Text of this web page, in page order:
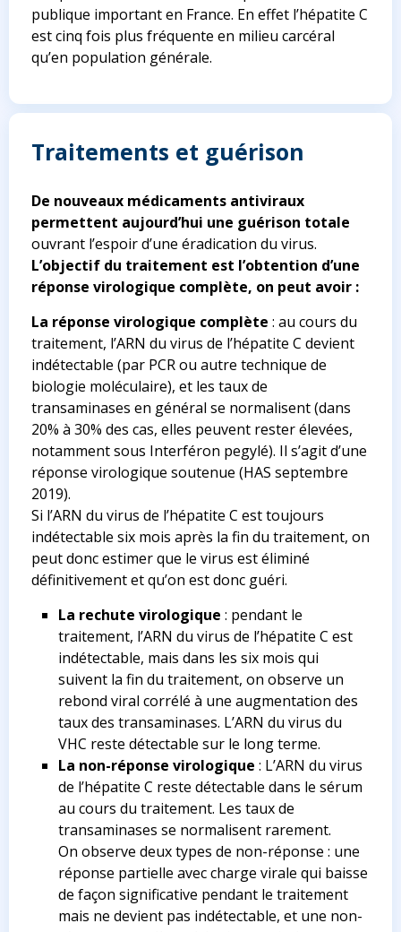
publique important en France. En effet l’hépatite C
est cinq fois plus fréquente en milieu carcéral
qu’en population générale.
Traitements et guérison
De nouveaux médicaments antiviraux
permettent aujourd’hui une guérison totale
ouvrant l’espoir d’une éradication du virus.
L’objectif du traitement est l’obtention d’une
réponse virologique complète, on peut avoir :
La réponse virologique complète : au cours du
traitement, l’ARN du virus de l’hépatite C devient
indétectable (par PCR ou autre technique de
biologie moléculaire), et les taux de
transaminases en général se normalisent (dans
20% à 30% des cas, elles peuvent rester élevées,
notamment sous Interféron pegylé). Il s’agit d’une
réponse virologique soutenue (HAS septembre
2019).
Si l’ARN du virus de l’hépatite C est toujours
indétectable six mois après la fin du traitement, on
peut donc estimer que le virus est éliminé
définitivement et qu’on est donc guéri.
La rechute virologique : pendant le
traitement, l’ARN du virus de l’hépatite C est
indétectable, mais dans les six mois qui
suivent la fin du traitement, on observe un
rebond viral corrélé à une augmentation des
taux des transaminases. L’ARN du virus du
VHC reste détectable sur le long terme.
La non-réponse virologique : L’ARN du virus
de l’hépatite C reste détectable dans le sérum
au cours du traitement. Les taux de
transaminases se normalisent rarement.
On observe deux types de non-réponse : une
réponse partielle avec charge virale qui baisse
de façon significative pendant le traitement
mais ne devient pas indétectable, et une non-